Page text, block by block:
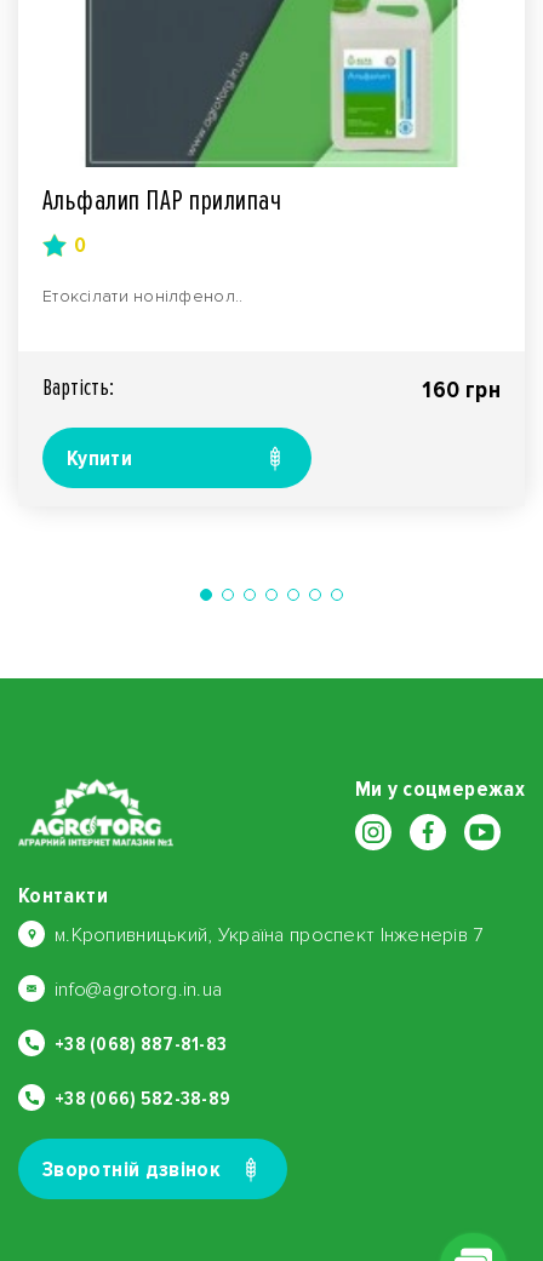
Альфалип ПАР прилипач
0
Етоксілати нонілфенол..
Вартiсть: 160 грн
Купити
Ми у соцмережах
Контакти
м.Кропивницький, Україна проспект Інженерів 7
info@agrotorg.in.ua
+38 (068) 887-81-83
+38 (066) 582-38-89
Зворотнiй дзвiнок